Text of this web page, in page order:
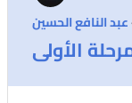
عبد النافع الحسين